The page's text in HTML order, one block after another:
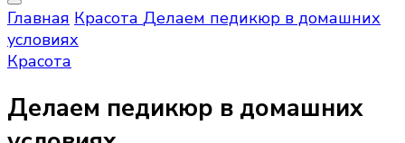
Главная Красота Делаем педикюр в домашних
условиях
Красота
Делаем педикюр в домашних